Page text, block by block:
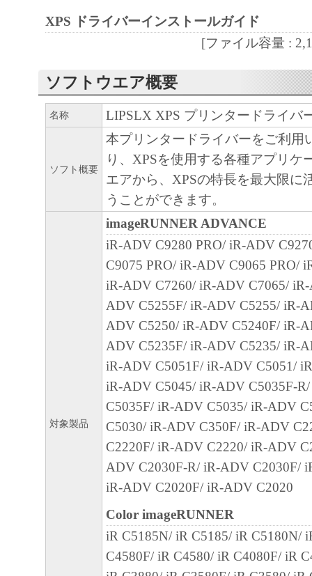
２．制限
(1) お客様は、再使用許諾、譲渡、販売、
くは貸与その他の方法により、第三者に「
ア」を使用させることはできません。
(2) お客様は、「本ソフトウェア」の全部
正、改変、逆コンパイル、逆アセンブル、
エンジニアリング等することはできません
このような行為をさせてはなりません。
３．著作権表示
お客様は、「本ソフトウェア」に含まれる
キヤノンのライセンサーの著作権表示を変
しくは削除してはなりません。
４．所有権
「本ソフトウェア」に係る権原および所有
によりキヤノンまたはキヤノンのライセン
お客様は、日本国政府または関連する外国
許可等を得ることなしに、「本ソフトウェ
は一部を、直接または間接に輸出してはな
６．サポートおよびアップデート
キヤノン、キヤノンの子会社、関係会社、
理店および販売店、並びにキヤノンのライ
客様による「本ソフトウェア」の使用を支
よび「本ソフトウェア」に対してアップデ
正あるいはサポートを行うことについて、
負うものではありません。
７．保証の否認・免責
XPS ドライバーインストールガイド
[ファイル容量 :
ソフトウエア概要
名称 LIPSLX XPS プリンタードライバ
ソフト概要
本プリンタードライバーをご利用
り、XPSを使用する各種アプリケ
エアから、XPSの特長を最大限に
うことができます。
対象製品
imageRUNNER ADVANCE
iR-ADV C9280 PRO/ iR-ADV
C9075 PRO/ iR-ADV C9065 PRO/
iR-ADV C7260/ iR-ADV C7065/
ADV C5255F/ iR-ADV C5255/ iR-
ADV C5250/ iR-ADV C5240F/ iR-
ADV C5235F/ iR-ADV C5235/ iR-
iR-ADV C5051F/ iR-ADV C5051/
iR-ADV C5045/ iR-ADV C5035F-
C5035F/ iR-ADV C5035/ iR-ADV
C5030/ iR-ADV C350F/ iR-ADV
C2220F/ iR-ADV C2220/ iR-ADV
ADV C2030F-R/ iR-ADV C2030F/
iR-ADV C2020F/ iR-ADV C2020
Color imageRUNNER
iR C5185N/ iR C5185/ iR C5180N/
C4580F/ iR C4580/ iR C4080F/ iR